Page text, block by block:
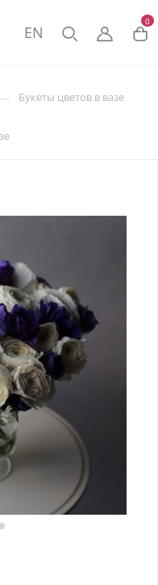
0
EN
— Букеты цветов в вазе